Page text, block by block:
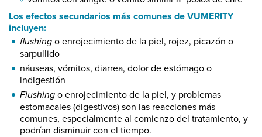
Los efectos secundarios más comunes de VUMERITY
incluyen:
flushingo enrojecimiento de la piel, rojez, picazón o
sarpullido
náuseas, vómitos, diarrea, dolor de estómago o
indigestión
Flushingo enrojecimiento de la piel, y problemas
estomacales (digestivos) son las reacciones más
comunes, especialmente al comienzo del tratamiento, y
podrían disminuir con el tiempo.